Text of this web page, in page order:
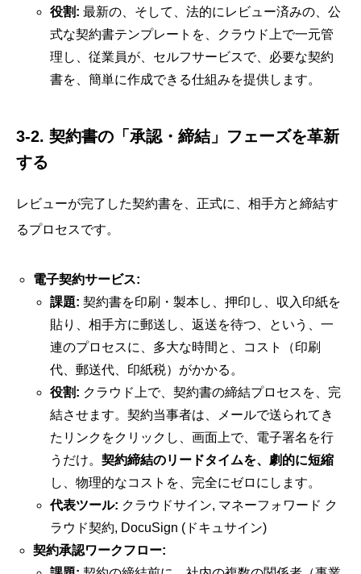
役割: 最新の、そして、法的にレビュー済みの、公
式な契約書テンプレートを、クラウド上で一元管
理し、従業員が、セルフサービスで、必要な契約
書を、簡単に作成できる仕組みを提供します。
3-2. 契約書の「承認・締結」フェーズを革新
する
レビューが完了した契約書を、正式に、相手方と締結す
るプロセスです。
電子契約サービス:
課題: 契約書を印刷・製本し、押印し、収入印紙を
貼り、相手方に郵送し、返送を待つ、という、一
連のプロセスに、多大な時間と、コスト（印刷
代、郵送代、印紙税）がかかる。
役割: クラウド上で、契約書の締結プロセスを、完
結させます。契約当事者は、メールで送られてき
たリンクをクリックし、画面上で、電子署名を行
うだけ。 契約締結のリードタイムを、劇的に短縮
し、物理的なコストを、完全にゼロにします。
代表ツール: クラウドサイン, マネーフォワード ク
ラウド契約, DocuSign (ドキュサイン)
契約承認ワークフロー: